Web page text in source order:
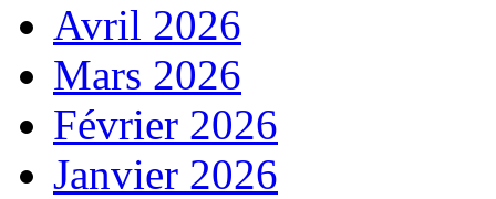
Avril 2026
Mars 2026
Février 2026
Janvier 2026